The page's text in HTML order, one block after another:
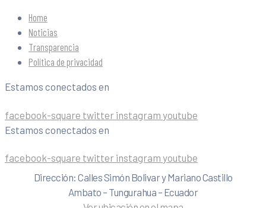
Home
Noticias
Transparencia
Política de privacidad
Estamos conectados en
facebook-square twitter instagram youtube
Estamos conectados en
facebook-square twitter instagram youtube
Dirección: Calles Simón Bolivar y Mariano Castillo
Ambato – Tungurahua – Ecuador